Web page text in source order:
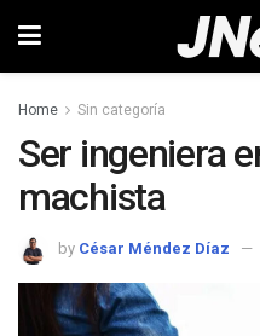
Home Sin categoría
Ser ingeniera
machista
by César Méndez Díaz